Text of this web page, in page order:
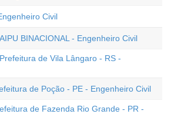
Civil
BINACIONAL - Engenheiro Civil
de Vila Lângaro - RS -
de Poção - PE - Engenheiro Civil
de Fazenda Rio Grande - PR -